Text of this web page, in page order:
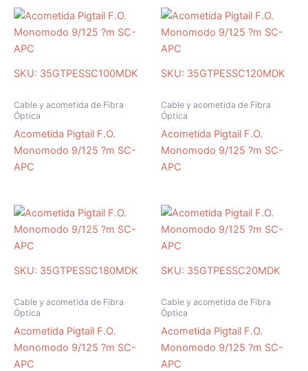
SKU: 35GTPESSC100MDK
Cable y acometida de Fibra
Óptica
Acometida Pigtail F.O.
Monomodo 9/125 ?m SC-
APC
SKU: 35GTPESSC120MDK
Cable y acometida de Fibra
Óptica
Acometida Pigtail F.O.
Monomodo 9/125 ?m SC-
APC
SKU: 35GTPESSC180MDK
Cable y acometida de Fibra
Óptica
Acometida Pigtail F.O.
Monomodo 9/125 ?m SC-
APC
SKU: 35GTPESSC20MDK
Cable y acometida de Fibra
Óptica
Acometida Pigtail F.O.
Monomodo 9/125 ?m SC-
APC